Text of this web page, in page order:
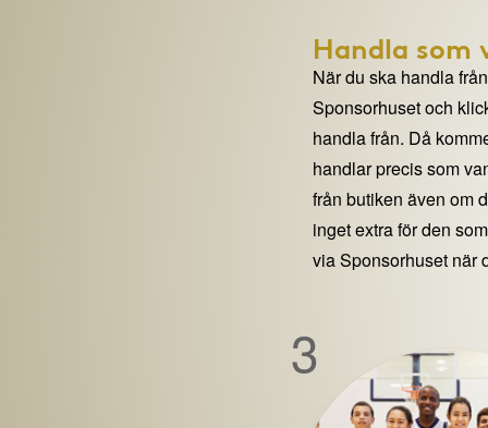
Handla som
När du ska handla
Sponsorhuset och
handla från. Då
handlar precis som
från butiken även om
inget extra för den
via Sponsorhuset när
3